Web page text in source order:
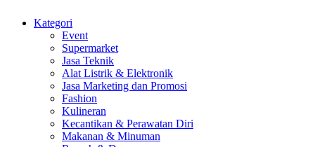
Kategori
Event
Supermarket
Jasa Teknik
Alat Listrik & Elektronik
Jasa Marketing dan Promosi
Fashion
Kulineran
Kecantikan & Perawatan Diri
Makanan & Minuman